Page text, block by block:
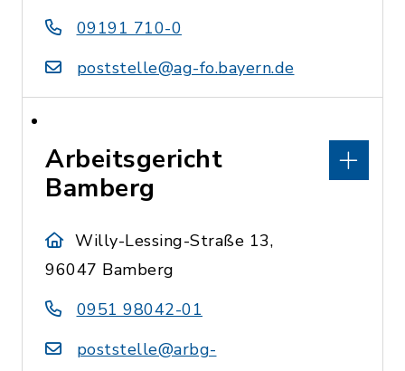
09191 710-0
poststelle@ag-fo.bayern.de
Arbeitsgericht
Bamberg
Willy-Lessing-Straße 13,
96047 Bamberg
0951 98042-01
poststelle@arbg-